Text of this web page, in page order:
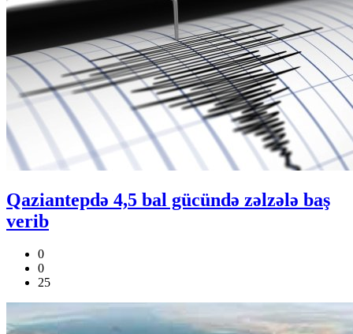
Qaziantepdə 4,5 bal gücündə zəlzələ baş
verib
0
0
25